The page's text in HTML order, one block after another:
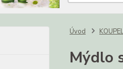
Úvod
Mýdlo